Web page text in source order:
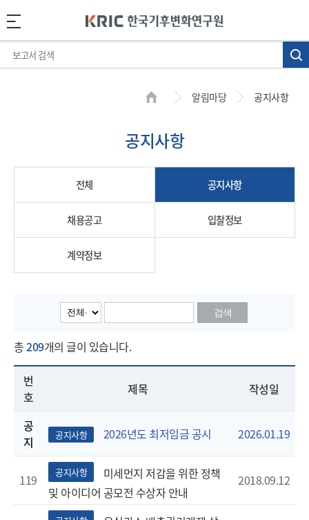
알림마당 공지사항
공지사항
전체 공지사항
채용공고 입찰정보
계약정보
검색
총209개의 글이 있습니다.
번
호
제목 작성일
공
지
공지사항 2026년도 최저임금 공시 2026.01.19
119 공지사항
미세먼지 저감을 위한 정책
및 아이디어 공모전 수상자 안내
2018.09.12